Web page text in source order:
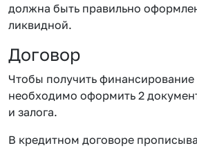
должна быть правильно
ликвидной.
Договор
Чтобы получить финансирование
необходимо оформить 2
и залога.
В кредитном договоре